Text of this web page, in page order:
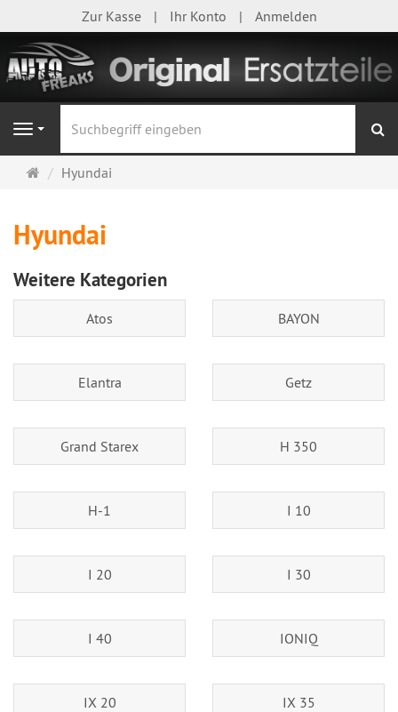
Zur Kasse Ihr Konto Anmelden
Navigation
Startseite
Hyundai
Hyundai
Weitere Kategorien
Atos BAYON
Elantra Getz
Grand Starex H 350
H-1 I 10
I 20 I 30
I 40 IONIQ
IX 20 IX 35